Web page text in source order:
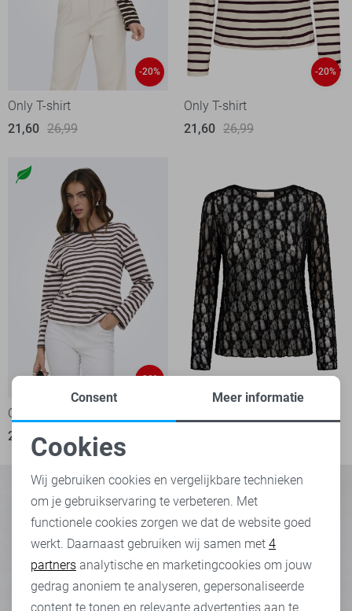
-20%
Only T-shirt
21,60 26,99
-20%
Only T-shirt
21,60 26,99
-20%
Only T-shirt
21,60
Noodzakelijke cookies
Personalisatie cookies
Analytische cookies
Marketing cookies
Consent Meer informatie
Cookies
Wij gebruiken cookies en vergelijkbare technieken
om je gebruikservaring te verbeteren. Met
functionele cookies zorgen we dat de website goed
werkt. Daarnaast gebruiken wij samen met 4
partners analytische en marketingcookies om jouw
gedrag anoniem te analyseren, gepersonaliseerde
content te tonen en relevante advertenties aan te